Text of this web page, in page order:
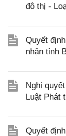
đô thị -
Quyết
nhận tỉnh
Nghị
Luật Phát
Quyết